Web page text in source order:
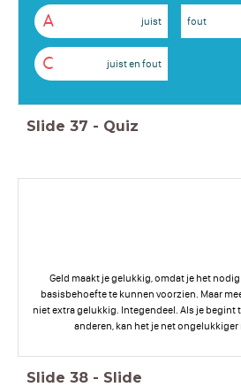
A juist fout
C juist en fout
Slide 37 - Quiz
Geld maakt je gelukkig, omdat je het
basisbehoefte te kunnen voorzien. Maar
niet extra gelukkig. Integendeel. Als je begint
anderen, kan het je net ongelukkiger
Slide 38 - Slide